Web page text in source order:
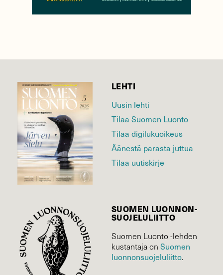
LEHTI
Uusin lehti
Tilaa Suomen Luonto
Tilaa digilukuoikeus
Äänestä parasta juttua
Tilaa uutiskirje
SUOMEN LUONNON­
SUOJELU­LIITTO
Suomen Luonto -lehden
kustantaja on Suomen
luonnonsuojelu­liitto.